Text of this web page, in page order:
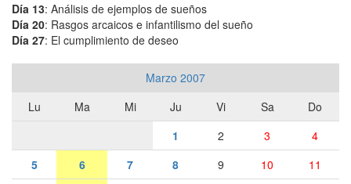
Día 13: Análisis de ejemplos de sueños
Día 20: Rasgos arcaicos e infantilismo del sueño
Día 27: El cumplimiento de deseo
Marzo 2007
Lu
Ma Mi Ju Vi Sa
Do
1
2 3
4
5
6 7 8 9 10
11